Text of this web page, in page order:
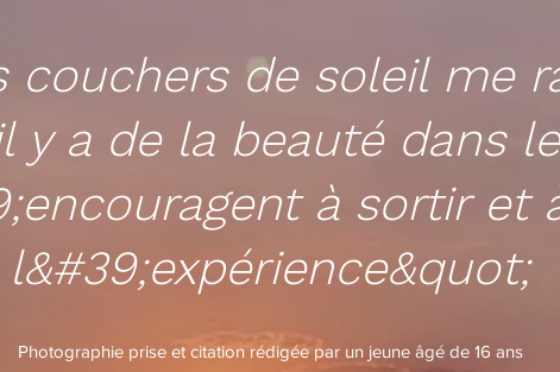
couchers de soleil me
y a de la beauté dans
à sortir et
l&#39;expérience&quot;
Photographie prise et citation rédigée par un jeune âgé de 16 ans